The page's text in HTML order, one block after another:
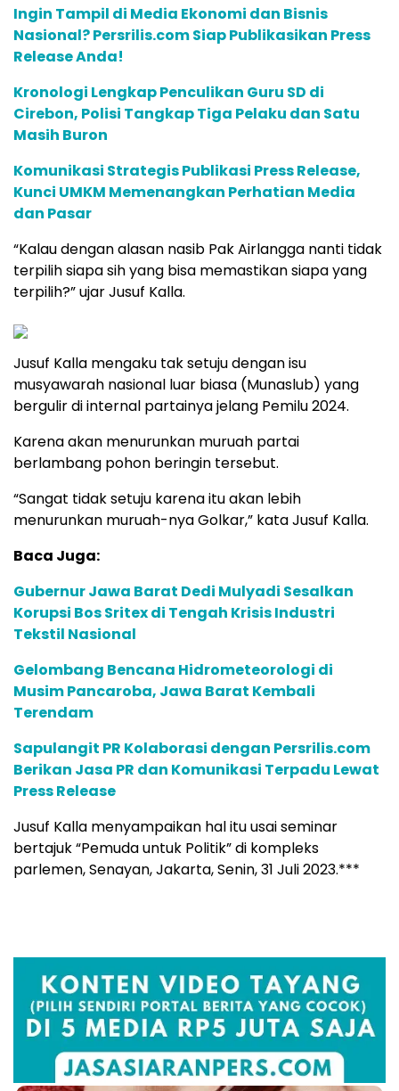
Ingin Tampil di Media Ekonomi dan Bisnis
Nasional? Persrilis.com Siap Publikasikan Press
Release Anda!
Kronologi Lengkap Penculikan Guru SD di
Cirebon, Polisi Tangkap Tiga Pelaku dan Satu
Masih Buron
Komunikasi Strategis Publikasi Press Release,
Kunci UMKM Memenangkan Perhatian Media
dan Pasar
“Kalau dengan alasan nasib Pak Airlangga nanti tidak
terpilih siapa sih yang bisa memastikan siapa yang
terpilih?” ujar Jusuf Kalla.
Jusuf Kalla mengaku tak setuju dengan isu
musyawarah nasional luar biasa (Munaslub) yang
bergulir di internal partainya jelang Pemilu 2024.
Karena akan menurunkan muruah partai
berlambang pohon beringin tersebut.
“Sangat tidak setuju karena itu akan lebih
menurunkan muruah-nya Golkar,” kata Jusuf Kalla.
Baca Juga:
Gubernur Jawa Barat Dedi Mulyadi Sesalkan
Korupsi Bos Sritex di Tengah Krisis Industri
Tekstil Nasional
Gelombang Bencana Hidrometeorologi di
Musim Pancaroba, Jawa Barat Kembali
Terendam
Sapulangit PR Kolaborasi dengan Persrilis.com
Berikan Jasa PR dan Komunikasi Terpadu Lewat
Press Release
Jusuf Kalla menyampaikan hal itu usai seminar
bertajuk “Pemuda untuk Politik” di kompleks
parlemen, Senayan, Jakarta, Senin, 31 Juli 2023.***